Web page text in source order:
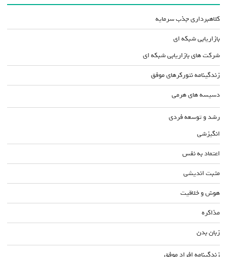
کلاهبرداری جذب سرمایه
بازاریابی شبکه ای
شرکت های بازاریابی شبکه ای
زندگینامه نتورکرهای موفق
دسیسه های هرمی
رشد و توسعه فردی
انگیزشی
اعتماد به نفس
مثبت اندیشی
هوش و خلاقیت
مذاکره
زبان بدن
زندگینامه افراد موفق